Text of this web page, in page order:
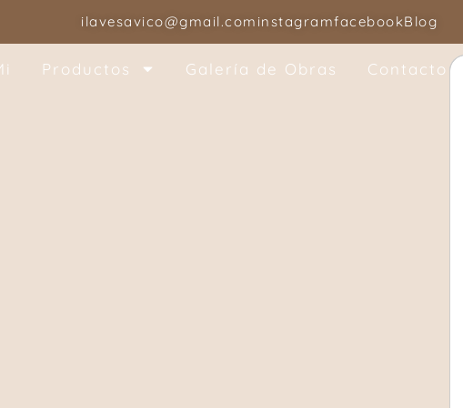
ilavesavico@gmail.com instagramfacebookBlog
Productos Galería de Obras Contacto